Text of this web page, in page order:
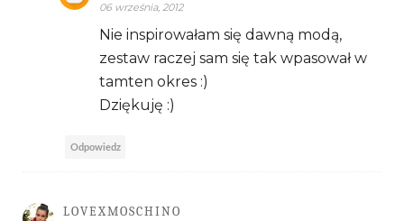
06 września, 2012
Nie inspirowałam się dawną modą,
zestaw raczej sam się tak wpasował w
tamten okres :)
Dziękuję :)
Odpowiedz
LOVEXMOSCHINO